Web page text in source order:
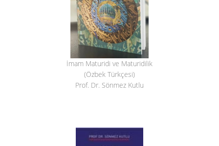
İmam Maturidi ve Maturidilik
(Özbek Türkçesi)
Prof. Dr. Sönmez Kutlu